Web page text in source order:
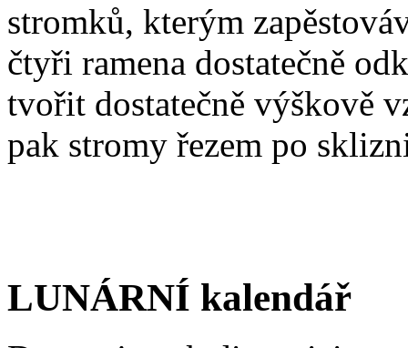
stromků, kterým
čtyři ramena dostatečně
tvořit dostatečně výškově
pak stromy řezem po
LUNÁRNÍ kalendář